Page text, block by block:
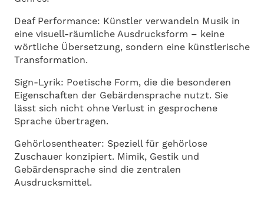
Deaf Performance: Künstler verwandeln Musik in
eine visuell-räumliche Ausdrucksform – keine
wörtliche Übersetzung, sondern eine künstlerische
Transformation.
Sign-Lyrik: Poetische Form, die die besonderen
Eigenschaften der Gebärdensprache nutzt. Sie
lässt sich nicht ohne Verlust in gesprochene
Sprache übertragen.
Gehörlosentheater: Speziell für gehörlose
Zuschauer konzipiert. Mimik, Gestik und
Gebärdensprache sind die zentralen
Ausdrucksmittel.